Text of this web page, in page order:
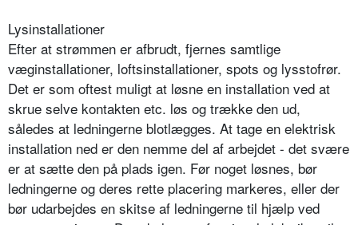
Lysinstallationer
Efter at strømmen er afbrudt, fjernes samtlige
væginstallationer, loftsinstallationer, spots og lysstofrør.
Det er som oftest muligt at løsne en installation ved at
skrue selve kontakten etc. løs og trække den ud,
således at ledningerne blotlægges. At tage en elektrisk
installation ned er den nemme del af arbejdet - det svære
er at sætte den på plads igen. Før noget løsnes, bør
ledningerne og deres rette placering markeres, eller der
bør udarbejdes en skitse af ledningerne til hjælp ved